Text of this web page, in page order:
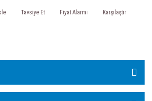
Tavsiye Et Fiyat Alarmı Karşılaştır